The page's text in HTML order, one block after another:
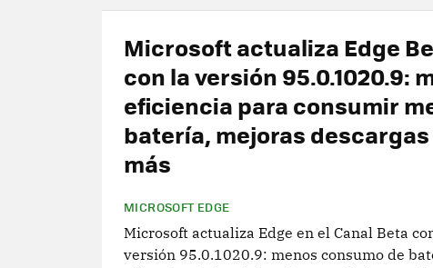
Microsoft actualiza Edge
con la versión 95.0.1020.9:
eficiencia para consumir
batería, mejoras
más
MICROSOFT EDGE
Microsoft actualiza Edge en el Canal Beta
versión 95.0.1020.9: menos consumo de